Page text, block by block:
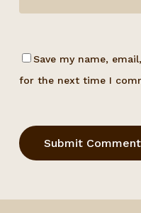
Save my name,
for the next time I